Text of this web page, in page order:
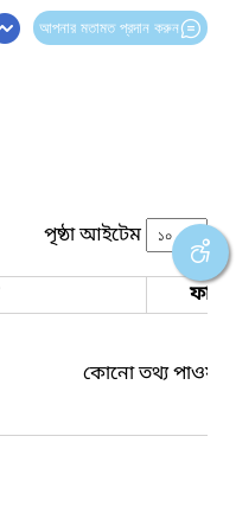
আপনার মতামত প্রদান করুন
পৃষ্ঠা আইটেম
ফাইল
কোনো তথ্য পাওয়া